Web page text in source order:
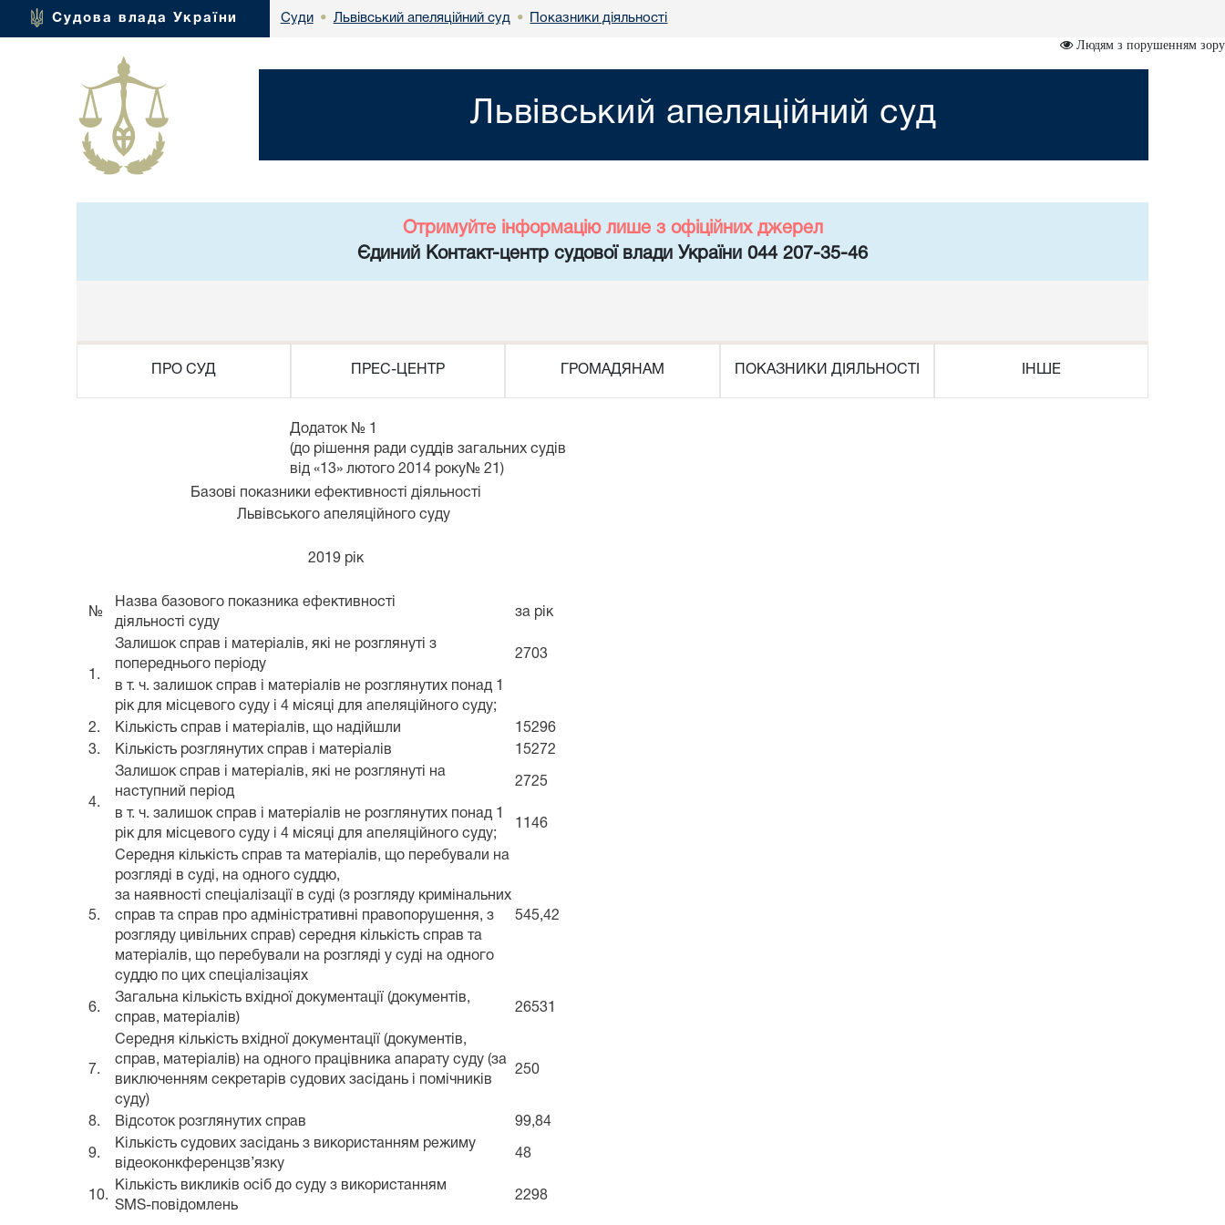
Судова влада України Суди • Львівський апеляційний суд • Показники діяльності
Людям з порушенням зору
Львівський апеляційний суд
Отримуйте інформацію лише з офіційних джерел
Єдиний Контакт-центр судової влади України 044 207-35-46
ПРО СУД ПРЕС-ЦЕНТР ГРОМАДЯНАМ ПОКАЗНИКИ ДІЯЛЬНОСТІ ІНШЕ
Додаток № 1
(до рішення ради суддів загальних судів
від «13» лютого 2014 року№ 21)
Базові показники ефективності діяльності
Львівського апеляційного суду
2019 рік
№
Назва базового показника ефективності
діяльності суду
за рік
1.
Залишок справ і матеріалів, які не розглянуті з
попереднього періоду
2703
в т. ч. залишок справ і матеріалів не розглянутих понад 1
рік для місцевого суду і 4 місяці для апеляційного суду;
2.
Кількість справ і матеріалів, що надійшли
15296
3.
Кількість розглянутих справ і матеріалів 15272
4.
Залишок справ і матеріалів, які не розглянуті на
наступний період
2725
в т. ч. залишок справ і матеріалів не розглянутих понад 1
рік для місцевого суду і 4 місяці для апеляційного суду;
1146
5.
Середня кількість справ та матеріалів, що перебували на
розгляді в суді, на одного суддю,
за наявності спеціалізації в суді (з розгляду кримінальних
справ та справ про адміністративні правопорушення, з
розгляду цивільних справ) середня кількість справ та
матеріалів, що перебували на розгляді у суді на одного
суддю по цих спеціалізаціях
545,42
6.
Загальна кількість вхідної документації (документів,
справ, матеріалів)
26531
7.
Середня кількість вхідної документації (документів,
справ, матеріалів) на одного працівника апарату суду (за
виключенням секретарів судових засідань і помічників
суду)
250
8. Відсоток розглянутих справ 99,84
9.
Кількість судових засідань з використанням режиму
відеоконкференцзв’язку
48
10.
Кількість викликів осіб до суду з використанням
SMS-повідомлень
2298